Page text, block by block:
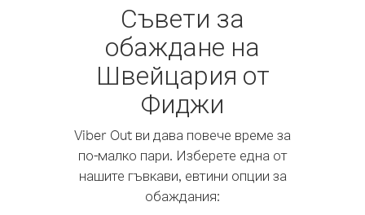
Съвети за
обаждане на
Швейцария от
Фиджи
Viber Out ви дава повече време за
по-малко пари. Изберете една от
нашите гъвкави, евтини опции за
обаждания: